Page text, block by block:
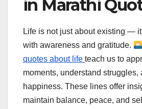
in Marathi
Life is not just about existing —
with awareness and gratitude.
quotes about life teach us to
moments, understand struggles,
happiness. These lines offer
maintain balance, peace, and